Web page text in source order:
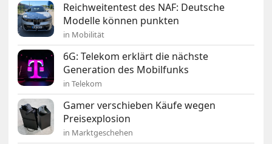
Reichweitentest des NAF: Deutsche
Modelle können punkten
in Mobilität
6G: Telekom erklärt die nächste
Generation des Mobilfunks
in Telekom
Gamer verschieben Käufe wegen
Preisexplosion
in Marktgeschehen